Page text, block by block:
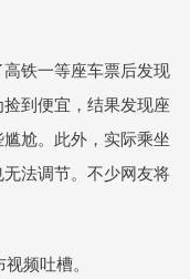
铁一等座车票后发现
到便宜，结果发现座
尬。此外，实际乘坐
法调节。不少网友将
频吐槽。